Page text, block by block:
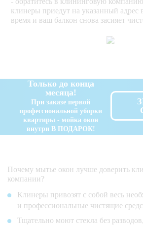
клинеры приедут на указанный адрес
время и ваш балкон снова засияет
Только до конца
месяца!
При заказе первой
профессиональной уборки
квартиры - мойка окон
внутри В ПОДАРОК!
Почему мытье окон лучше доверить
компании?
Клинеры привозят с собой весь
и профессиональные чистящие
Тщательно моют стекла без